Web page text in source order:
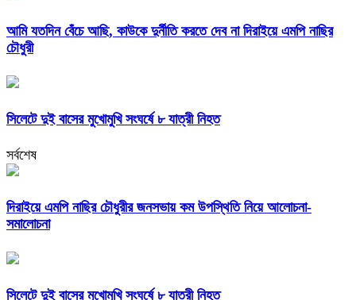
আমি যতদিন বেঁচে আছি, কাউকে দুর্নীতি করতে দেব না দিরাইয়ে এমপি নাছির
চৌধুরী
সিলেটে দুই বাসের মুখোমুখি সংঘর্ষে ৮ যাত্রী নিহত
সর্বশেষ
দিরাইয়ে এমপি নাছির চৌধুরীর জনসভায় কম উপস্থিতি নিয়ে আলোচনা-
সমালোচনা
সিলেটে দুই বাসের মুখোমুখি সংঘর্ষে ৮ যাত্রী নিহত